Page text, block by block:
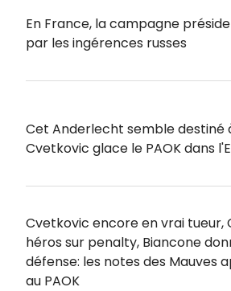
En France, la campagne
par les ingérences russes
Cet Anderlecht semble destiné
Cvetkovic glace le PAOK dans
Cvetkovic encore en vrai tueur,
héros sur penalty, Biancone
défense: les notes des Mauves
au PAOK